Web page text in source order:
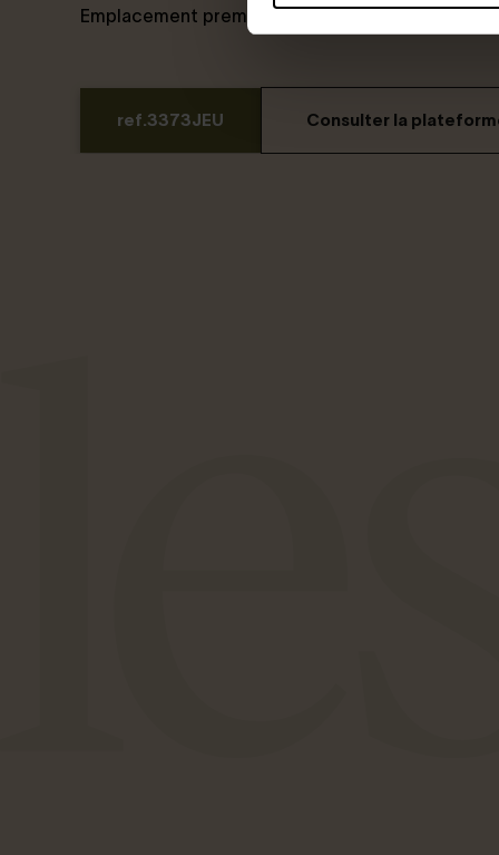
Emplacement premium, calme absolu en coeur
ref.3373JEU Consulter la